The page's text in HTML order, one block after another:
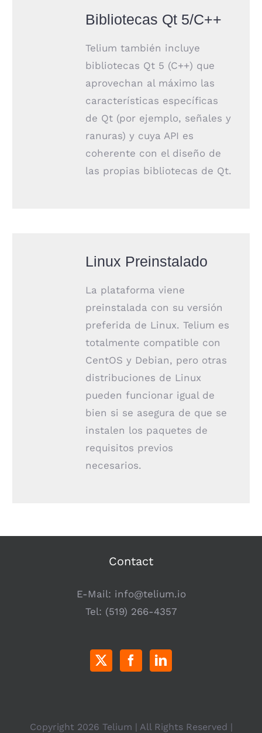
Bibliotecas Qt 5/C++
Telium también incluye
bibliotecas Qt 5 (C++) que
aprovechan al máximo las
características específicas
de Qt (por ejemplo, señales y
ranuras) y cuya API es
coherente con el diseño de
las propias bibliotecas de Qt.
Linux Preinstalado
La plataforma viene
preinstalada con su versión
preferida de Linux. Telium es
totalmente compatible con
CentOS y Debian, pero otras
distribuciones de Linux
pueden funcionar igual de
bien si se asegura de que se
instalen los paquetes de
requisitos previos
necesarios.
Contact
E-Mail: info@telium.io
Tel: (519) 266-4357
Copyright 2026 Telium | All Rights Reserved |